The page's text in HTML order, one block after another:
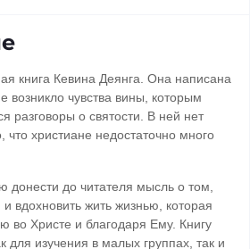
книга Кевина Деянга. Она написана
возникло чувства вины, которым
разговоры о святости. В ней нет
что христиане недостаточно много
донести до читателя мысль о том,
и вдохновить жить жизнью, которая
во Христе и благодаря Ему. Книгу
для изучения в малых группах, так и